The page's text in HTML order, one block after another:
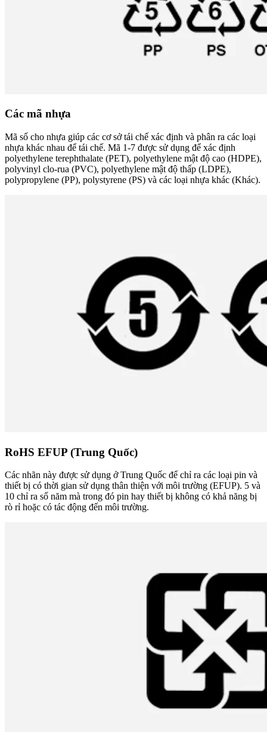
Các mã nhựa
Mã số cho nhựa giúp các cơ sở tái chế xác định và phân ra các loại
nhựa khác nhau để tái chế. Mã 1-7 được sử dụng để xác định
polyethylene terephthalate (PET), polyethylene mật độ cao (HDPE),
polyvinyl clo-rua (PVC), polyethylene mật độ thấp (LDPE),
polypropylene (PP), polystyrene (PS) và các loại nhựa khác (Khác).
RoHS EFUP (Trung Quốc)
Các nhãn này được sử dụng ở Trung Quốc để chỉ ra các loại pin và
thiết bị có thời gian sử dụng thân thiện với môi trường (EFUP). 5 và
10 chỉ ra số năm mà trong đó pin hay thiết bị không có khả năng bị
rò rỉ hoặc có tác động đến môi trường.